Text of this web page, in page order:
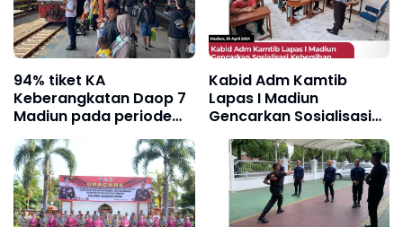
94% tiket KA
Keberangkatan Daop 7
Madiun pada periode
Libur Panjang Kenaikan
Isa Al Masih telah terjual
habis
Kabid Adm Kamtib
Lapas I Madiun
Gencarkan Sosialisasi
Kebersihan dan
Ketertiban di Blok
Pendidikan